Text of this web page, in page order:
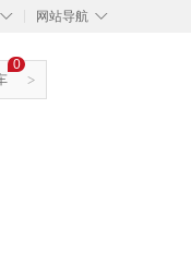
◇ ◇
网站导航
>
0